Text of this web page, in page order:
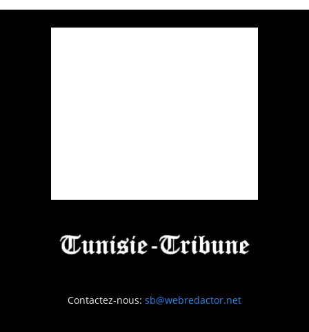
Contactez-nous: sb@webredactor.net